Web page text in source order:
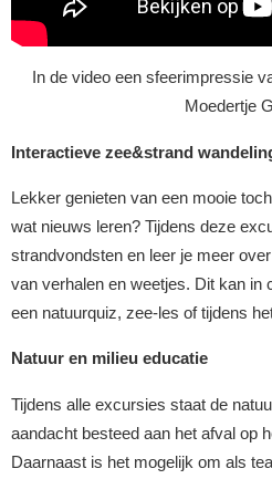
In de video een sfeerimpressie
Moedertje
Interactieve zee&strand
Lekker genieten van een mooie
wat nieuws leren? Tijdens deze
strandvondsten en leer je meer
van verhalen en weetjes. Dit kan in
een natuurquiz, zee-les of tijdens
Natuur en milieu educatie
Tijdens alle excursies staat de
aandacht besteed aan het afval op
Daarnaast is het mogelijk om als